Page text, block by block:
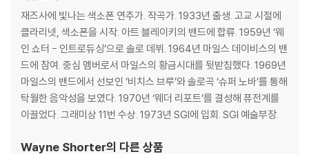
재즈사에 빛나는 색소폰 연주가. 작곡가. 1933년 출생. 고교 시절에
클라리넷, 색소폰을 시작. 아트 블레이키의 밴드에 합류. 1959년 ‘웨
인 쇼터 - 인트로듀싱’으로 솔로 데뷔. 1964년 마일스 데이비스의 밴
드에 참여. 중심 멤버로서 마일스의 황금시대를 뒷받침했다. 1969년
마일스의 밴드에서 선보인 ‘비치스 브루’와 솔로곡 ‘슈퍼 노바’를 통해
탁월한 음악성을 보였다. 1970년 ‘웨더 리포트’를 결성해 퓨전계를
이끌었다. 그래미상 11번 수상. 1973년 SGI에 입회. SGI 예술부장.
Wayne Shorter의 다른 상품